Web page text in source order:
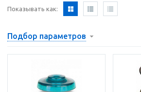
Показывать как:
Подбор параметров